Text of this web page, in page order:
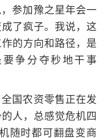
参加豫之星年会一
了疯子。我说，这
的方向和路径，是
争分夺秒地干事
国农资零售正在发
人，总感觉危机四
随时都可翻盘变商